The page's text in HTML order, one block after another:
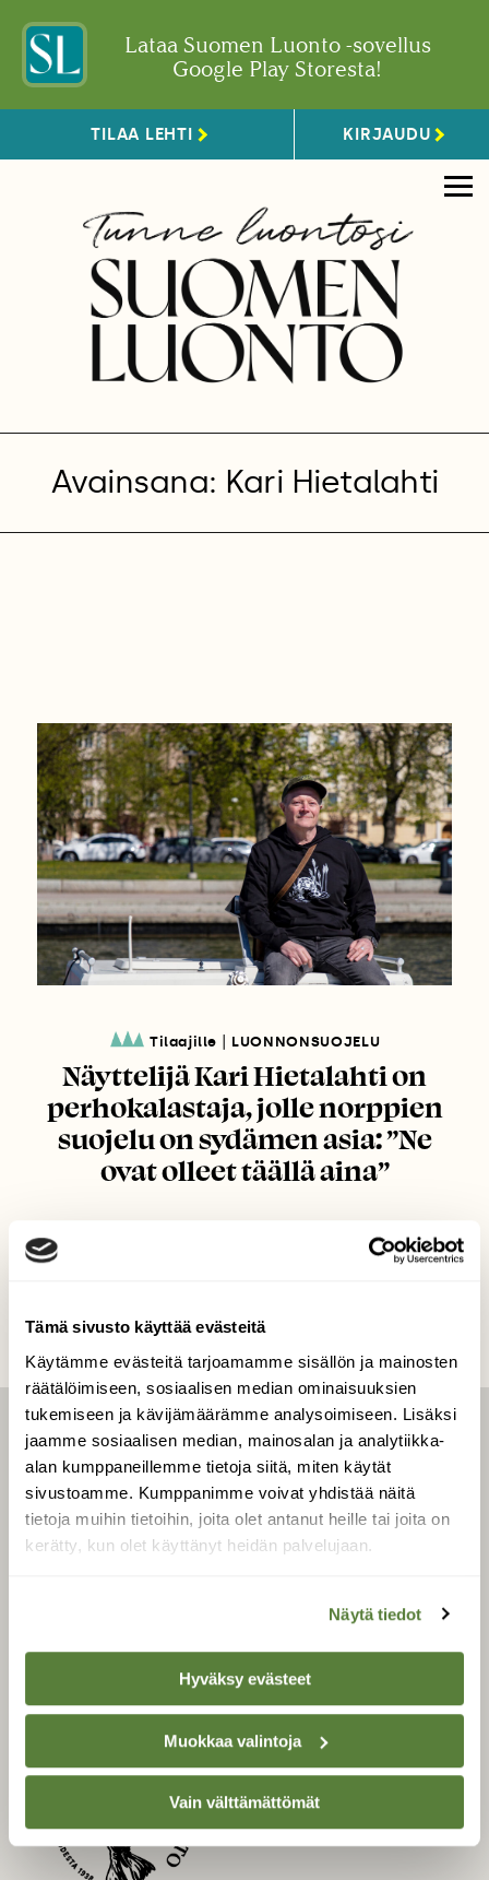
Tämä sivusto käyttää evästeitä
Käytämme evästeitä tarjoamamme sisällön ja mainosten
räätälöimiseen, sosiaalisen median ominaisuuksien
tukemiseen ja kävijämäärämme analysoimiseen. Lisäksi
jaamme sosiaalisen median, mainosalan ja analytiikka-
alan kumppaneillemme tietoja siitä, miten käytät
sivustoamme. Kumppanimme voivat yhdistää näitä
tietoja muihin tietoihin, joita olet antanut heille tai joita on
kerätty, kun olet käyttänyt heidän palvelujaan.
Näytä tiedot
Hyväksy evästeet
Muokkaa valintoja
Vain välttämättömät
Lataa Suomen Luonto -sovellus
Google Play Storesta!
TILAA LEHTI KIRJAUDU
Avainsana: Kari Hietalahti
Tilaajille LUONNONSUOJELU
Näyttelijä Kari Hietalahti on
perhokalastaja, jolle norppien
suojelu on sydämen asia: ”Ne
ovat olleet täällä aina”
LEHTI
Uusin lehti
Tilaa Suomen Luonto
Tilaa digilukuoikeus
Tilaa uutiskirje
SUOMEN LUONNON­
SUOJELU­LIITTO
Suomen Luonto -lehden
kustantaja on